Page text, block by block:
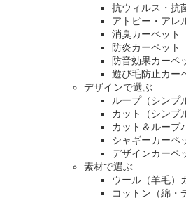
抗ウィルス・抗
アトピー・アレ
消臭カーペット
防炎カーペット
防音効果カーペ
遊び毛防止カー
デザインで選ぶ
ループ（シンプ
カット（シンプ
カット＆ループ
シャギーカーペ
デザインカーペ
素材で選ぶ
ウール（羊毛）
コットン（綿・